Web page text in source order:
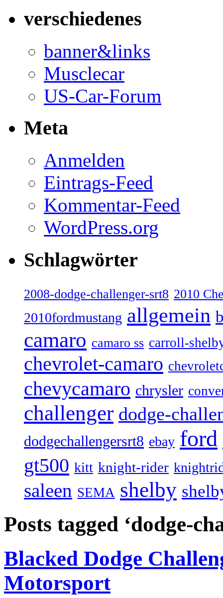
verschiedenes
banner&links
Musclecar
US-Car-Forum
Meta
Anmelden
Eintrags-Feed
Kommentar-Feed
WordPress.org
Schlagwörter
2008-dodge-challenger-srt8 2010
2010fordmustang allgemein
camaro camaro ss carroll-
chevrolet-camaro
chevycamaro chrysler
challenger dodge-
dodgechallengersrt8 ebay ford
gt500 kitt knight-rider
saleen SEMA shelby
Posts tagged ‘dodge-
Blacked Dodge
Motorsport